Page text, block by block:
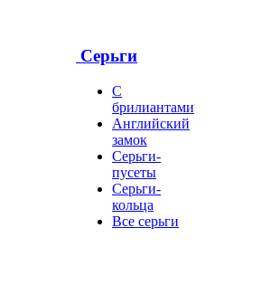
Серьги
С
брилиантами
Английский
замок
Серьги-
пусеты
Серьги-
кольца
Все серьги